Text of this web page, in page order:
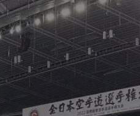
Ten plik cookie przechowuje identyfikator
Ten plik cookie przechowuje identyfikator
Ten plik cookie przechowuje identyfikator
Ten plik cookie jest używany do celów
uwierzytelniania i bezpieczeństwa,
użytkownicy pozostają zalogowani, a ich
zabezpieczone, jak poruszać się przez
internetową lub interakcji z jej usług.